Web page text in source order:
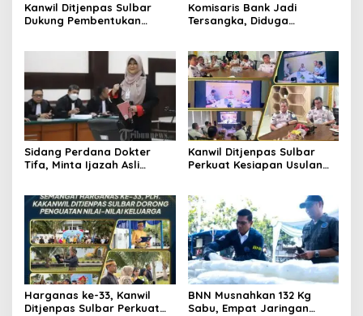
Kanwil Ditjenpas Sulbar
Dukung Pembentukan
Komisaris Bank Jadi
Tersangka, Diduga
Sidang Perdana Dokter
Tifa, Minta Ijazah Asli
Kanwil Ditjenpas Sulbar
Perkuat Kesiapan Usulan
Harganas ke-33, Kanwil
Ditjenpas Sulbar Perkuat
BNN Musnahkan 132 Kg
Sabu, Empat Jaringan